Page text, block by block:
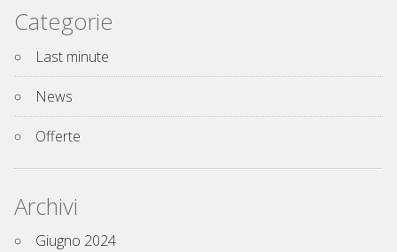
Categorie
Last minute
News
Offerte
Archivi
Giugno 2024